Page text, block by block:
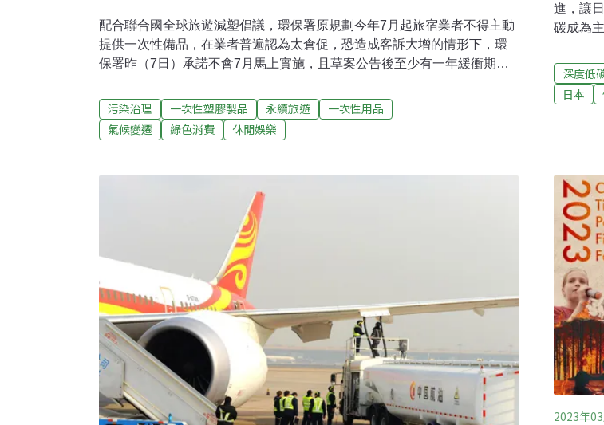
配合聯合國全球旅遊減塑倡議，環保署原規劃今年7月起旅宿業者不得主動
提供一次性備品，在業者普遍認為太倉促，恐造成客訴大增的情形下，環
保署昨（7日）承諾不會7月馬上實施，且草案公告後至少有一年緩衝期。
工問題下，將有可能從「老總親自下去掃房」變成「老總親自送備品」。
跟進國際作法 環署規劃不主動提供一次用旅宿用品旅宿時常見的一次用盥
洗及個人衛生用品，不僅短時間內用完即丟，造成資源浪費，且多為塑膠
及其他住宿業，7月起將不主動提供一次用旅宿用品。草案共限制11品項，
包括小於180毫升且一次用包裝的液態盥洗用品、牙刷牙膏等個人衛生用品
及一次用拖鞋。環保署回收基管會執行秘書王嶽斌表示，2019年國內旅遊
達8000萬人次，消耗大量資源，美國加州、紐約州及歐盟都禁用小包裝旅
宿用品，
污染治理 一次性塑膠製品 永續旅遊
一次性用品
氣候變遷
綠色消費 休閒娛樂
進，讓
碳成為
碳排量
每名乘
之下，
的電力
國2％
深度低
日本
2023年